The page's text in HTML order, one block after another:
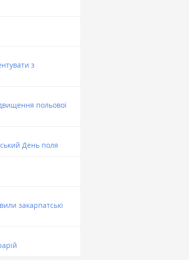
з
польової
День поля
закарпатські